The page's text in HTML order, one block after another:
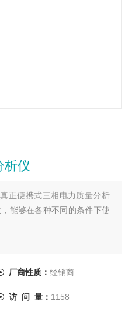
析仪
正便携式三相电力质量分析
能够在各种不同的条件下使
厂商性质： 经销商
访 问 量： 1158